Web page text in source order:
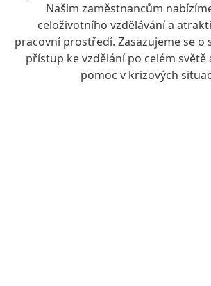
Našim zaměstnancům
celoživotního vzdělávání a
pracovní prostředí. Zasazujeme se o
přístup ke vzdělání po celém světě
pomoc v krizových